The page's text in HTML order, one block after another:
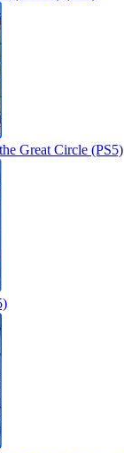
Great Circle (PS5)